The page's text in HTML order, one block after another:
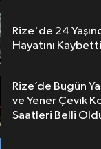
Rize'de 24
Hayatını Kaybetti
Rize’de Bugün
ve Yener Çevik
Saatleri Belli